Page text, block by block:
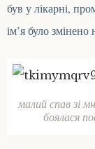
був у лікарні,
ім’я було
малий спав зі
боялася